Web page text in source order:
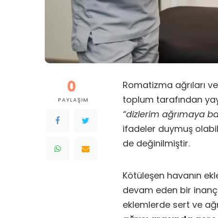
0
PAYLAŞIM
Romatizma ağrıları
toplum tarafından
“dizlerim ağrımaya
ifadeler duymuş
de değinilmiştir.
Kötüleşen havanın
devam eden bir
eklemlerde sert ve